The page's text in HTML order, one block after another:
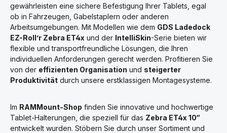
gewährleisten eine sichere Befestigung Ihrer Tablets, egal
ob in Fahrzeugen, Gabelstaplern oder anderen
Arbeitsumgebungen. Mit Modellen wie dem GDS Ladedock
EZ-Roll’r Zebra ET4x und der IntelliSkin-Serie bieten wir
flexible und transportfreundliche Lösungen, die Ihren
individuellen Anforderungen gerecht werden. Profitieren Sie
von der effizienten Organisation und steigerter
Produktivität durch unsere erstklassigen Montagesysteme.
Im RAMMount-Shop finden Sie innovative und hochwertige
Tablet-Halterungen, die speziell für das Zebra ET4x 10“
entwickelt wurden. Stöbern Sie durch unser Sortiment und